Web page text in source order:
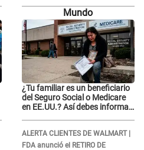
relación con él y otros integrantes
Mundo
¿Tu familiar es un beneficiario
del Seguro Social o Medicare
en EE.UU.? Así debes informar
ALERTA CLIENTES DE WALMART |
FDA anunció el RETIRO DE